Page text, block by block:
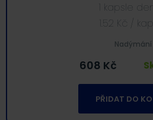
1 kapsle
1.52 Kč /
Nadýmání
608 Kč
PŘIDAT DO